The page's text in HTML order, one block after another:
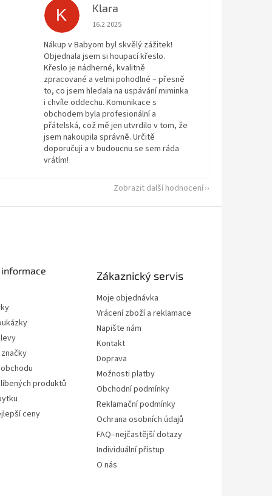
z 5 hvězdiček.K Klara
Hodnocení obchodu je 5 z 5 hvězdiček.
16.2.2025
Nákup v Babyom byl skvělý zážitek!
Objednala jsem si houpací křeslo.
Křeslo je nádherné, kvalitně
zpracované a velmi pohodlné – přesně
to, co jsem hledala na uspávání miminka
i chvíle oddechu. Komunikace s
obchodem byla profesionální a
přátelská, což mě jen utvrdilo v tom, že
jsem nakoupila správně. Určitě
doporučuji a v budoucnu se sem ráda
vrátím!
Zobrazit další hodnocení
produktů
ceny
Zákaznický servis
Moje objednávka
Vrácení zboží a reklamace
Napište nám
Kontakt
Doprava
Možnosti platby
Obchodní podmínky
Reklamační podmínky
Ochrana osobních údajů
FAQ–nejčastější dotazy
Individuální přístup
O nás